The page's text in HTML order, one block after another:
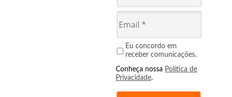
Eu concordo em
receber comunicações.
Conheça nossa Política de
Privacidade.